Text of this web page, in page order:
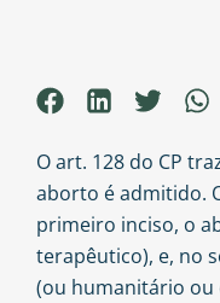
O art. 128 do CP
aborto é admitido.
primeiro inciso, o
terapêutico), e, no
(ou humanitário ou